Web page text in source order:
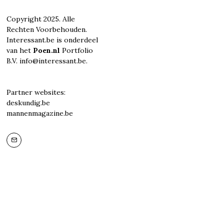
Copyright 2025. Alle
Rechten Voorbehouden.
Interessant.be is onderdeel
van het Poen.nl Portfolio
B.V. info@interessant.be.
Partner websites:
deskundig.be
mannenmagazine.be